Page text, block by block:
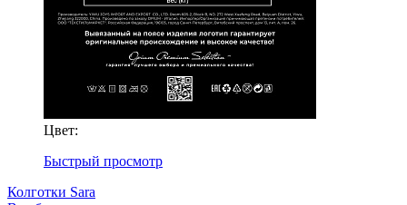
Цвет:
Быстрый просмотр
Колготки Sara